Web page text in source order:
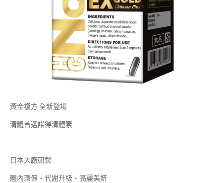
黃金複方 全新登場
清體首選諾得清體素
日本大廠研製
體內環保‧代謝升級‧亮麗美妍